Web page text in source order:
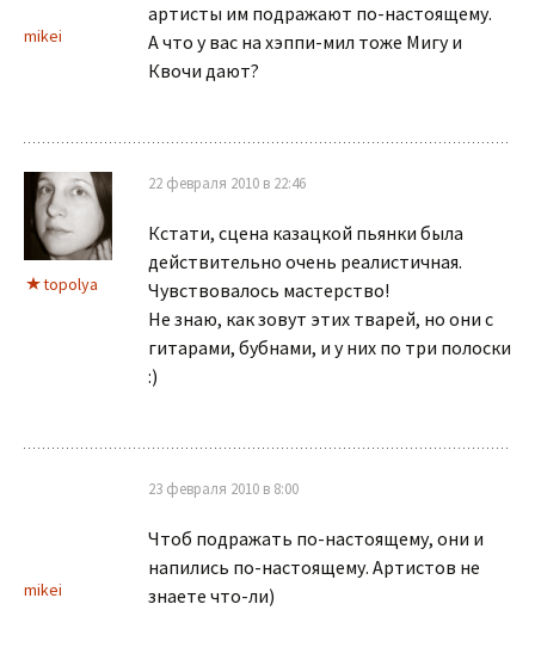
mikei
артисты им подражают по-настоящему.
А что у вас на хэппи-мил тоже Мигу и
Квочи дают?
topolya
22 февраля 2010 в 22:46
Кстати, сцена казацкой пьянки была
действительно очень реалистичная.
Чувствовалось мастерство!
Не знаю, как зовут этих тварей, но они с
гитарами, бубнами, и у них по три полоски
:)
mikei
23 февраля 2010 в 8:00
Чтоб подражать по-настоящему, они и
напились по-настоящему. Артистов не
знаете что-ли)